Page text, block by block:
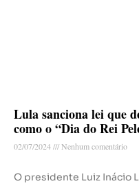
Lula sanciona lei que
como o “Dia do Rei
02/07/2024 Nenhum comentário
O presidente Luiz Inácio